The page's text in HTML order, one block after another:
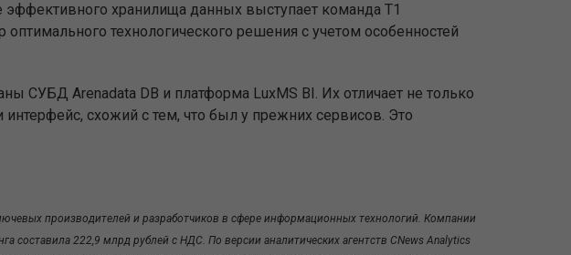
хранилища данных выступает команда Т1
оптимального технологического решения с учетом особенностей
СУБД Arenadata DB и платформа LuxMS BI. Их отличает не только
схожий с тем, что был у прежних сервисов. Это
производителей и разработчиков в сфере информационных технологий. Компании
составила 222,9 млрд рублей с НДС. По версии аналитических агентств CNews Analytics